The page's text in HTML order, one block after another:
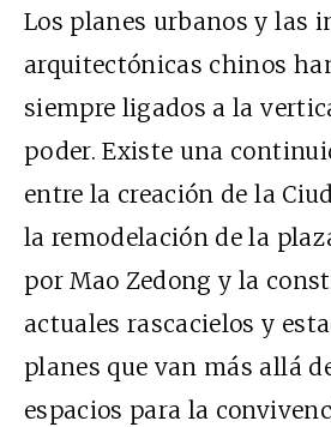
Los planes urbanos y las
arquitectónicas chinos
siempre ligados a la
poder. Existe una
entre la creación de la
la remodelación de la
por Mao Zedong y la
actuales rascacielos y
planes que van más allá
espacios para la